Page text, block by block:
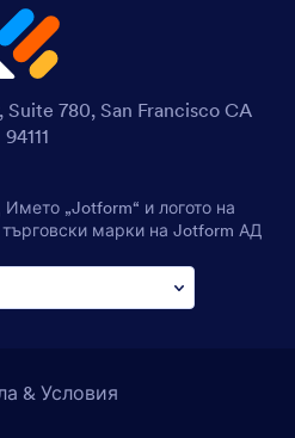
780, San Francisco CA
94111
„Jotform“ и логото на
марки на Jotform АД
& Условия